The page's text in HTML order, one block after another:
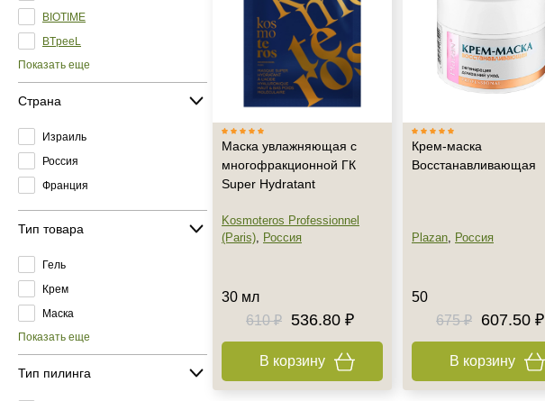
BIOTIME
BTpeeL
Показать еще
Страна
Израиль
Россия
Франция
Тип товара
Гель
Крем
Маска
Показать еще
Тип пилинга
Маска увлажняющая с
многофракционной ГК
Super Hydratant
Kosmoteros Professionnel
(Paris), Россия
30 мл
610 ₽ 536.80 ₽
В корзину
Крем-маска
Восстанавливающая
Plazan, Россия
50
675 ₽
607.50 ₽
В корзину